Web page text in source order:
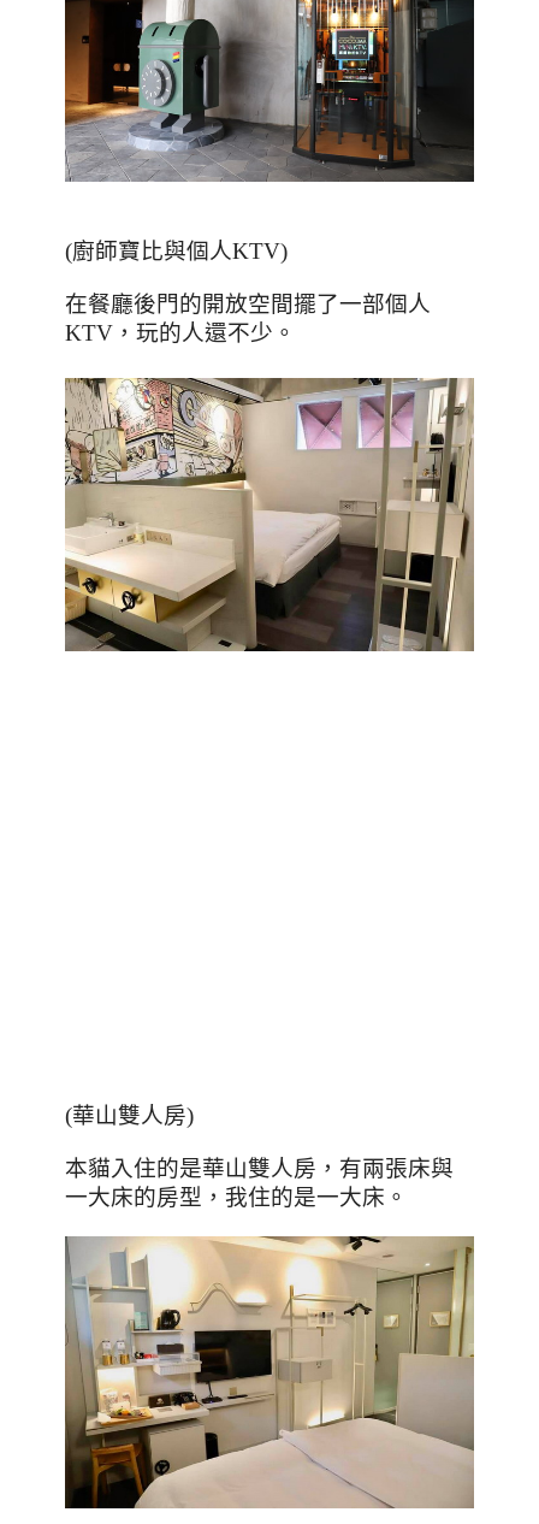
(廚師寶比與個人KTV)
在餐廳後門的開放空間擺了一部個人
KTV ，玩的人還不少。
(華山雙人房)
本貓入住的是華山雙人房，有兩張床與
一大床的房型，我住的是一大床。